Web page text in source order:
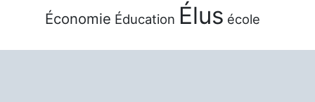
Économie Éducation Élus école